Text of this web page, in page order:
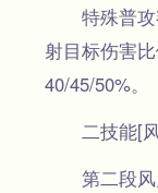
特殊普攻
射目标伤害
40/45/50%。
二技能[风
第二段风